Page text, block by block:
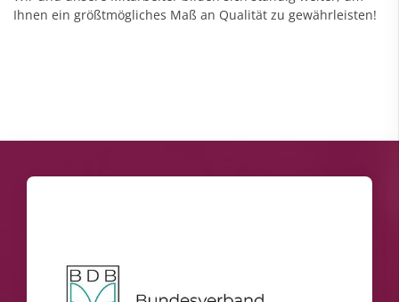
Ihnen ein größtmögliches Maß an Qualität zu gewährleisten!